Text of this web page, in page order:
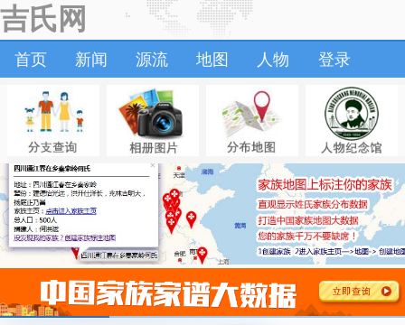
吉氏网
首页 新闻 源流 地图 人物 登录